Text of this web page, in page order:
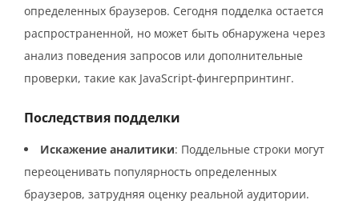
определенных браузеров. Сегодня подделка остается
распространенной, но может быть обнаружена через
анализ поведения запросов или дополнительные
проверки, такие как JavaScript-фингерпринтинг.
Последствия подделки
Искажение аналитики: Поддельные строки могут
переоценивать популярность определенных
браузеров, затрудняя оценку реальной аудитории.